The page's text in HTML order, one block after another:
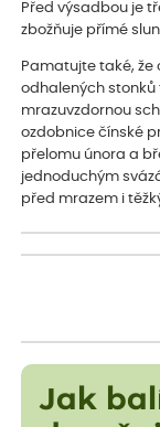
Před výsadbou je
zbožňuje přímé
Pamatujte také, že
odhalených
mrazuvzdornou
ozdobnice čínské
přelomu února a
jednoduchým
před mrazem i
Jak